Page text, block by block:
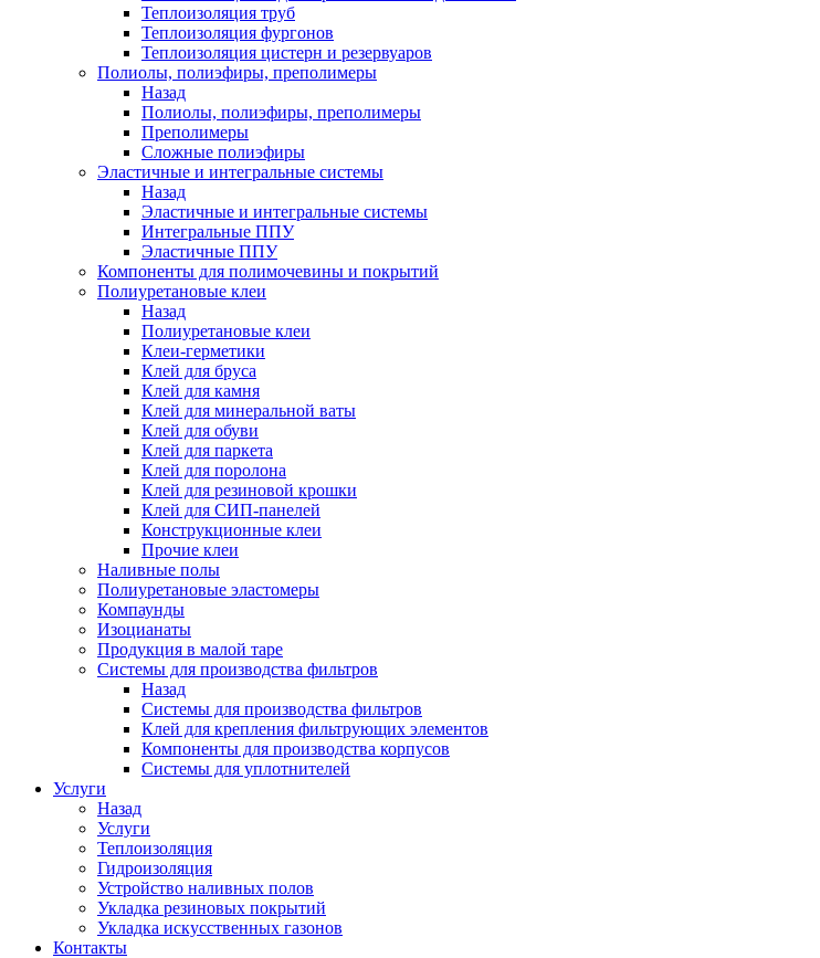
Теплоизоляция труб
Теплоизоляция фургонов
Теплоизоляция цистерн и резервуаров
Полиолы, полиэфиры, преполимеры
Назад
Полиолы, полиэфиры, преполимеры
Преполимеры
Сложные полиэфиры
Эластичные и интегральные системы
Назад
Эластичные и интегральные системы
Интегральные ППУ
Эластичные ППУ
Компоненты для полимочевины и покрытий
Полиуретановые клеи
Назад
Полиуретановые клеи
Клеи-герметики
Клей для бруса
Клей для камня
Клей для минеральной ваты
Клей для обуви
Клей для паркета
Клей для поролона
Клей для резиновой крошки
Клей для СИП-панелей
Конструкционные клеи
Прочие клеи
Наливные полы
Полиуретановые эластомеры
Компаунды
Изоцианаты
Продукция в малой таре
Системы для производства фильтров
Назад
Системы для производства фильтров
Клей для крепления фильтрующих элементов
Компоненты для производства корпусов
Системы для уплотнителей
Услуги
Назад
Услуги
Теплоизоляция
Гидроизоляция
Устройство наливных полов
Укладка резиновых покрытий
Укладка искусственных газонов
Контакты